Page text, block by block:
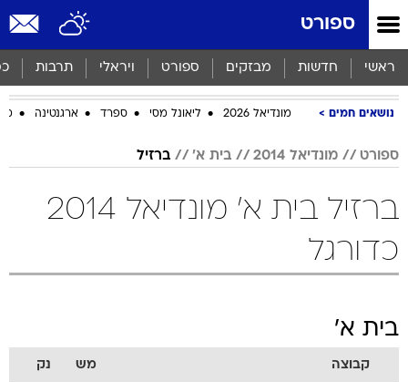
ספורט
ראשי חדשות מבזקים ספורט ויראלי תרבות
נושאים חמים מונדיאל 2026 ליאונל מסי ספרד ארגנטינה
ספורט מונדיאל 2014 בית א' ברזיל
ברזיל בית א' מונדיאל 2014
כדורגל
בית א'
קבוצה מש נק